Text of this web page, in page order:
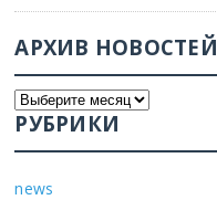
АРХИВ НОВОСТЕЙ
РУБРИКИ
news